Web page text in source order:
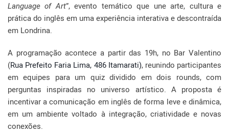
Language of Art”, evento temático que une arte, cultura e
prática do inglês em uma experiência interativa e descontraída
em Londrina.
A programação acontece a partir das 19h, no Bar Valentino
(Rua Prefeito Faria Lima, 486 Itamarati), reunindo participantes
em equipes para um quiz dividido em dois rounds, com
perguntas inspiradas no universo artístico. A proposta é
incentivar a comunicação em inglês de forma leve e dinâmica,
em um ambiente voltado à integração, criatividade e novas
conexões.